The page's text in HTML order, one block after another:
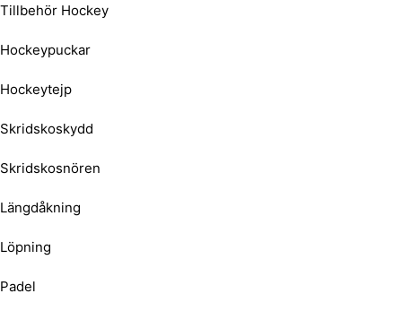
Tillbehör Hockey
Hockeypuckar
Hockeytejp
Skridskoskydd
Skridskosnören
Längdåkning
Löpning
Padel